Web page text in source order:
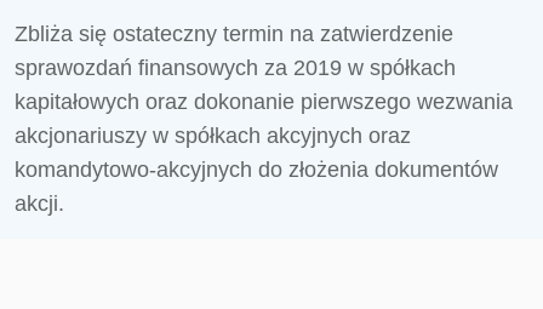
Zbliża się ostateczny termin na zatwierdzenie
sprawozdań finansowych za 2019 w spółkach
kapitałowych oraz dokonanie pierwszego wezwania
akcjonariuszy w spółkach akcyjnych oraz
komandytowo-akcyjnych do złożenia dokumentów
akcji.